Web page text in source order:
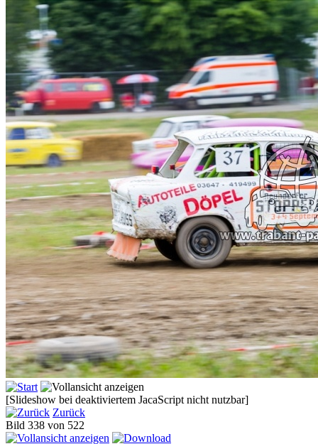
[Slideshow bei deaktiviertem JacaScript nicht nutzbar]
Zurück
Bild 338 von 522